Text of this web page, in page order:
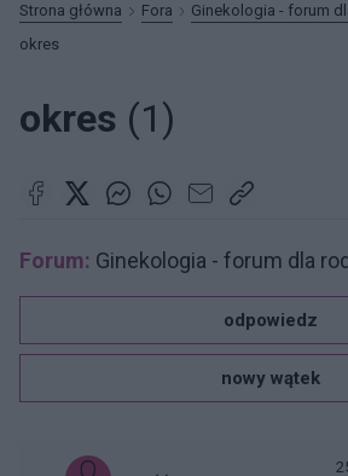
Strona główna Fora
Ginekologia - forum
okres
okres (1)
Forum: Ginekologia - forum dla
odpowiedz
nowy wątek